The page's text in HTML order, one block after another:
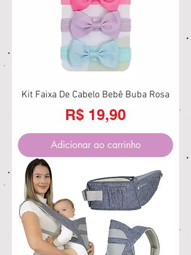
Kit Faixa De Cabelo Bebê Buba Rosa
Preço
R$ 19,90
Adicionar ao carrinho